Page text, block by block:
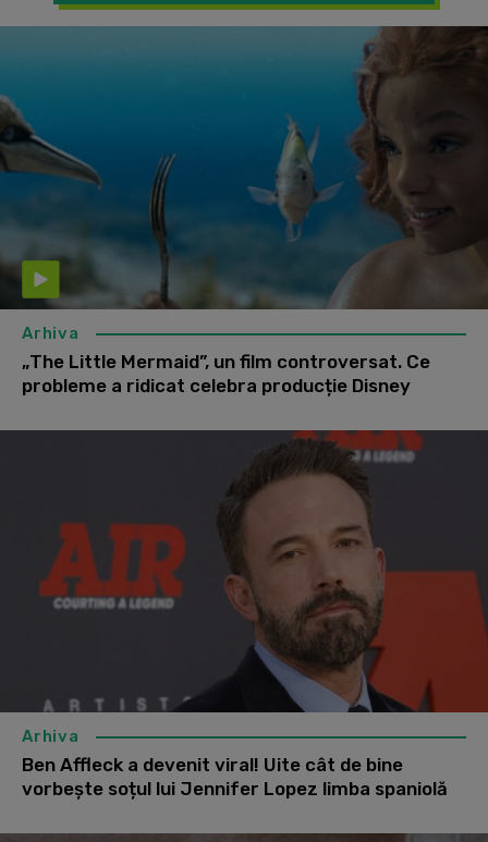
Arhiva
„The Little Mermaid”, un film controversat. Ce
probleme a ridicat celebra producție Disney
Arhiva
Ben Affleck a devenit viral! Uite cât de bine
vorbește soțul lui Jennifer Lopez limba spaniolă